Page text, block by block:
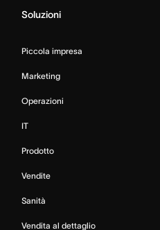
Soluzioni
Piccola impresa
Marketing
Operazioni
IT
Prodotto
Vendite
Sanità
Vendita al dettaglio